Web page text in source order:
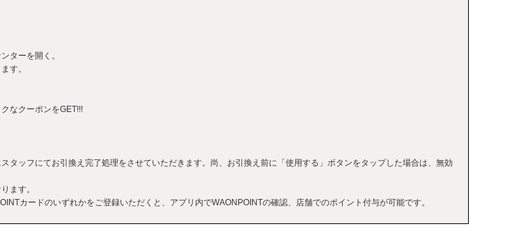
ターを開く。
す。
なクーポンをGET!!!
タッフにてお引換え完了処理をさせていただきます。尚、お引換え前に「使用する」ボタンをタップした場合は、無効
ます。
カードのいずれかをご登録いただくと、アプリ内でWAONPOINTの確認、店舗でのポイント付与が可能です。